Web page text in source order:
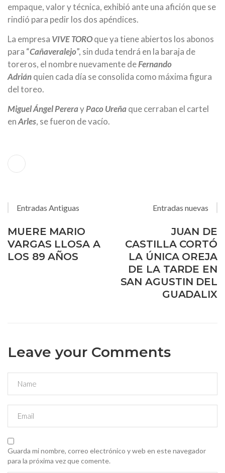
empaque, valor y técnica, exhibió ante una afición que se
rindió para pedir los dos apéndices.
La empresa VIVE TOROque ya tiene abiertos los abonos
para “Cañaveralejo”, sin duda tendrá en la baraja de
toreros, el nombre nuevamente deFernando
Adriánquien cada día se consolida como máxima figura
del toreo.
Miguel Ángel PererayPaco Ureñaque cerraban el cartel
enArles, se fueron de vacío.
Entradas Antiguas
MUERE MARIO
VARGAS LLOSA A
LOS 89 AÑOS
Entradas nuevas
JUAN DE
CASTILLA CORTÓ
LA ÚNICA OREJA
DE LA TARDE EN
SAN AGUSTIN DEL
GUADALIX
Leave your Comments
Guarda mi nombre, correo electrónico y web en este navegador
para la próxima vez que comente.